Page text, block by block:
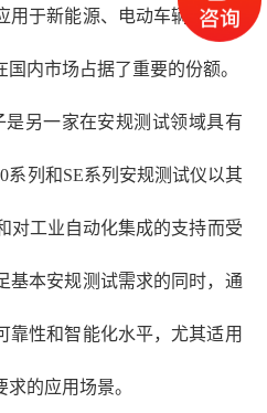
用于新能源、电动车辆、家用
内市场占据了重要的份额。
是另一家在安规测试领域具有
系列和SE系列安规测试仪以其
对工业自动化集成的支持而受
基本安规测试需求的同时，通
靠性和智能化水平，尤其适用
的应用场景。